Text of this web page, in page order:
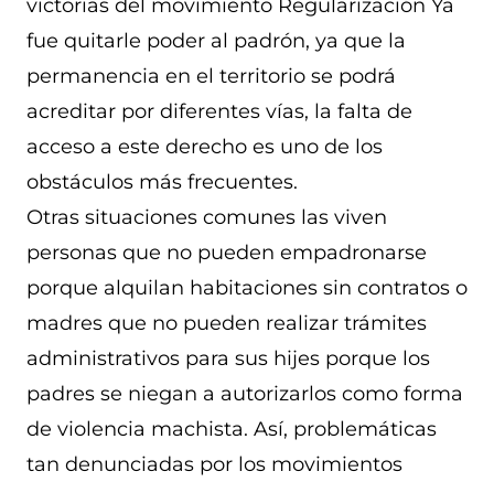
victorias del movimiento Regularización Ya
fue quitarle poder al padrón, ya que la
permanencia en el territorio se podrá
acreditar por diferentes vías, la falta de
acceso a este derecho es uno de los
obstáculos más frecuentes.
Otras situaciones comunes las viven
personas que no pueden empadronarse
porque alquilan habitaciones sin contratos o
madres que no pueden realizar trámites
administrativos para sus hijes porque los
padres se niegan a autorizarlos como forma
de violencia machista. Así, problemáticas
tan denunciadas por los movimientos